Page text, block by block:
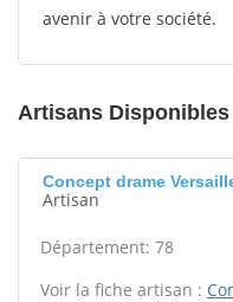
avenir à votre société.
Artisans Disponibles
Concept drame
Artisan
Département: 78
Voir la fiche artisan :